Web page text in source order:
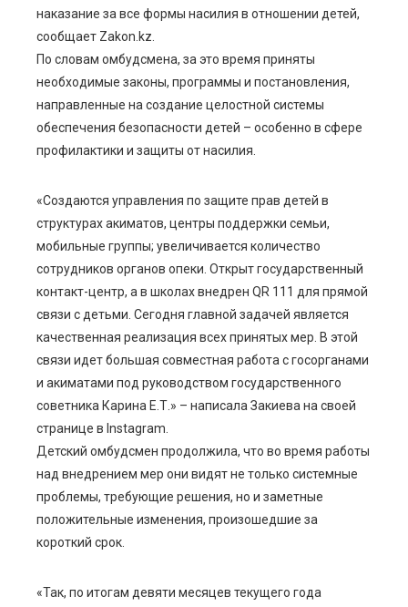
наказание за все формы насилия в отношении детей,
сообщает Zakon.kz.
По словам омбудсмена, за это время приняты
необходимые законы, программы и постановления,
направленные на создание целостной системы
обеспечения безопасности детей – особенно в сфере
профилактики и защиты от насилия.
«Создаются управления по защите прав детей в
структурах акиматов, центры поддержки семьи,
мобильные группы; увеличивается количество
сотрудников органов опеки. Открыт государственный
контакт-центр, а в школах внедрен QR 111 для прямой
связи с детьми. Сегодня главной задачей является
качественная реализация всех принятых мер. В этой
связи идет большая совместная работа с госорганами
и акиматами под руководством государственного
советника Карина Е.Т.» – написала Закиева на своей
странице в Instagram.
Детский омбудсмен продолжила, что во время работы
над внедрением мер они видят не только системные
проблемы, требующие решения, но и заметные
положительные изменения, произошедшие за
короткий срок.
«Так, по итогам девяти месяцев текущего года